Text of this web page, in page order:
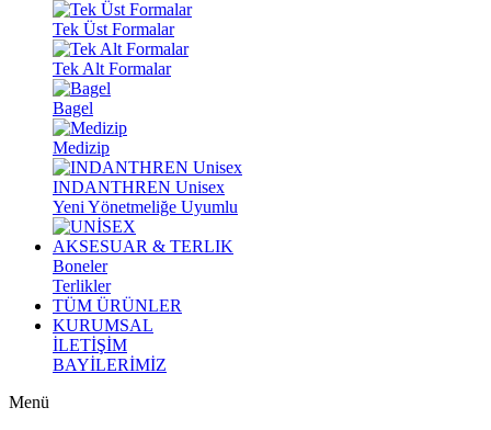
Tek Üst Formalar
Tek Alt Formalar
Bagel
Medizip
INDANTHREN Unisex
Yeni Yönetmeliğe Uyumlu
AKSESUAR & TERLIK
Boneler
Terlikler
TÜM ÜRÜNLER
KURUMSAL
İLETİŞİM
BAYİLERİMİZ
Menü